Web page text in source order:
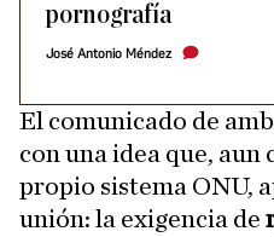
pornografía
José Antonio Méndez
El comunicado de
con una idea que, aun
propio sistema ONU,
unión: la exigencia de